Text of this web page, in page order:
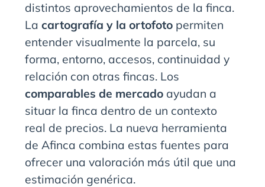
distintos aprovechamientos de la finca.
La cartografía y la ortofoto permiten
entender visualmente la parcela, su
forma, entorno, accesos, continuidad y
relación con otras fincas. Los
comparables de mercado ayudan a
situar la finca dentro de un contexto
real de precios. La nueva herramienta
de Afinca combina estas fuentes para
ofrecer una valoración más útil que una
estimación genérica.